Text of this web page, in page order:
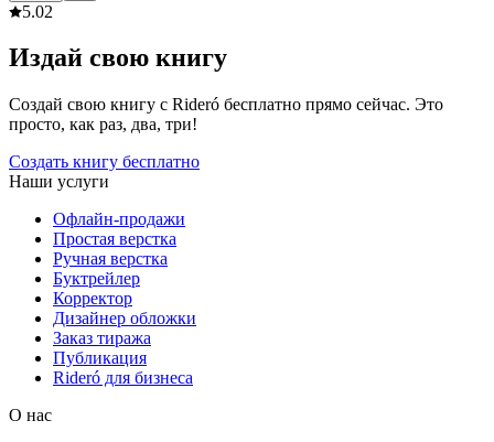
5.02
Издай свою книгу
Создай свою книгу с Rideró бесплатно прямо сейчас. Это
просто, как раз, два, три!
Создать книгу бесплатно
Наши услуги
Офлайн-продажи
Простая верстка
Ручная верстка
Буктрейлер
Корректор
Дизайнер обложки
Заказ тиража
Публикация
Rideró для бизнеса
О нас